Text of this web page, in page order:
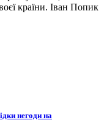
країни. Іван Попик
негоди на